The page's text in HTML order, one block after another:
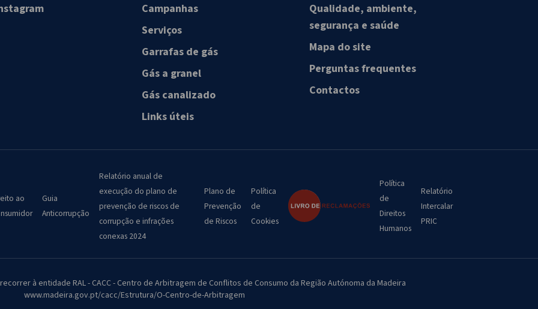
Campanhas
Serviços
Garrafas de gás
Gás a granel
Gás canalizado
Links úteis
Qualidade, ambiente,
segurança e saúde
Mapa do site
Perguntas frequentes
Contactos
ao
Guia
Anticorrupção
Relatório anual de
execução do plano de
prevenção de riscos de
corrupção e infrações
conexas 2024
Plano de
Prevenção
de Riscos
Política
de
Cookies
Política
de
Direitos
Humanos
Relatório
Intercalar
PRIC
à entidade RAL - CACC - Centro de Arbitragem de Conflitos de Consumo da Região Autónoma da Madeira
www.madeira.gov.pt/cacc/Estrutura/O-Centro-de-Arbitragem